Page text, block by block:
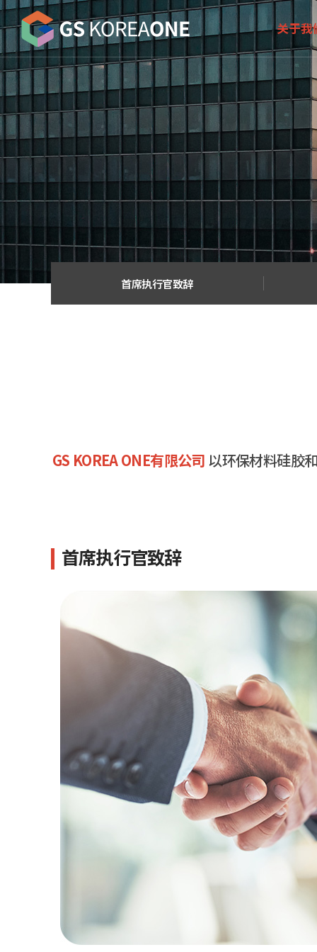
关于我
首席执行
经营方
公司历
公司地
首席执行官致辞
GS KOREA ONE有限公司 以环保材料硅胶
首席执行官致辞